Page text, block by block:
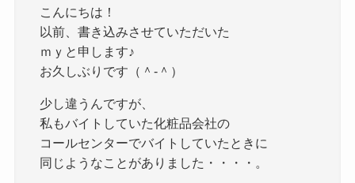
こんにちは！
以前、書き込みさせていただいた
ｍｙと申します♪
お久しぶりです（＾-＾）
少し違うんですが、
私もバイトしていた化粧品会社の
コールセンターでバイトしていたときに
同じようなことがありました・・・・。